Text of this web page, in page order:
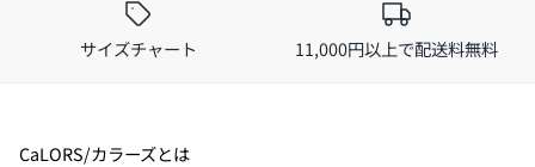
サイズチャート 11,000円以上で配送料無料
CaLORS/カラーズとは